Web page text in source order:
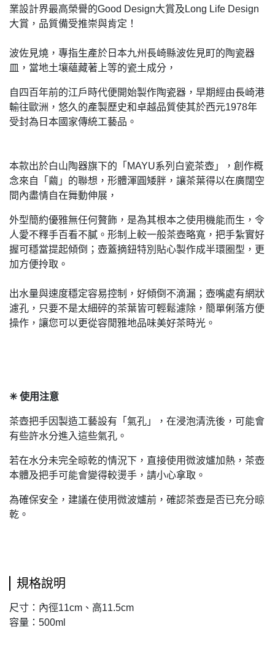
業設計界最高榮譽的Good Design大賞及Long Life Design
大賞，品質備受推崇與肯定！
波佐見燒，專指生產於日本九州長崎縣波佐見町的陶瓷器
皿，當地土壤蘊藏著上等的瓷土成分，
自四百年前的江戶時代便開始製作陶瓷器，早期經由長崎港
輸往歐洲，悠久的產製歷史和卓越品質使其於西元1978年
受封為日本國家傳統工藝品。
本款出於白山陶器旗下的「MAYU系列白瓷茶壺」，創作概
念來自「繭」的聯想，形體渾圓矮胖，讓茶葉得以在廣闊空
間內盡情自在舞動伸展，
外型簡約優雅無任何贅飾，是為其根本之使用機能而生，令
人愛不釋手百看不膩。形制上較一般茶壺略寬，把手紮實好
握可穩當提起傾倒；壺蓋摘鈕特別貼心製作成半環圈型，更
加方便拎取。
出水量與速度穩定容易控制，好傾倒不滴漏；壺嘴處有網狀
濾孔，只要不是太細碎的茶葉皆可輕鬆濾除，簡單俐落方便
操作，讓您可以更從容閒雅地品味美好茶時光。
✳︎使用注意
茶壺把手因製造工藝設有「氣孔」，在浸泡清洗後，可能會
有些許水分進入這些氣孔。
若在水分未完全晾乾的情況下，直接使用微波爐加熱，茶壺
本體及把手可能會變得較燙手，請小心拿取。
為確保安全，建議在使用微波爐前，確認茶壺是否已充分晾
乾。
規格說明
尺寸：內徑11cm、高11.5cm
容量：500ml